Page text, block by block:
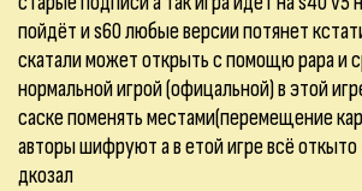
пойдёт и s60 любые версии потянет
скатали может открыть с помощю рара и
нормальной игрой (офицальной) в этой
саске поменять местами(перемещение
авторы шифруют а в етой игре всё откыто
дкозал